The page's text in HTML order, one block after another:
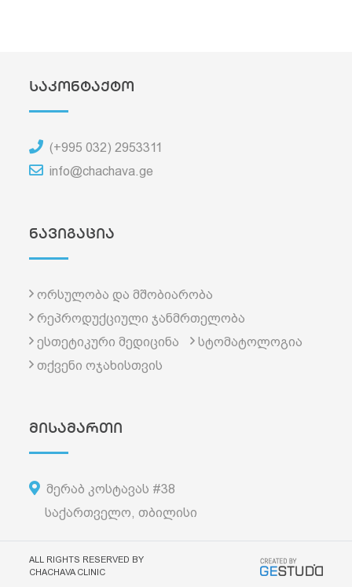
საკონტაქტო
(+995 032) 2953311
info@chachava.ge
ნავიგაცია
ორსულობა და მშობიარობა
რეპროდუქციული ჯანმრთელობა
ესთეტიკური მედიცინა
სტომატოლოგია
თქვენი ოჯახისთვის
მისამართი
მერაბ კოსტავას #38
საქართველო, თბილისი
ALL RIGHTS RESERVED BY
CHACHAVA CLINIC